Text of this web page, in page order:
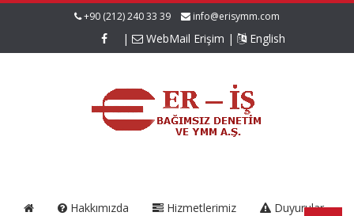
+90 (212) 240 33 39 info@erisymm.com
| WebMail Erişim | English
Hakkımızda Hizmetlerimiz Duyurular